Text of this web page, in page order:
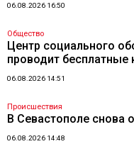
06.08.2026 16:50
Общество
Центр социального
проводит
06.08.2026 14:51
Происшествия
В Севастополе снова
06.08.2026 14:48